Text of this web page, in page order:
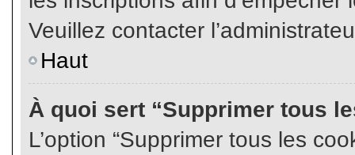
Veuillez contacter
Haut
À quoi sert “Supprimer tous
L’option “Supprimer tous les